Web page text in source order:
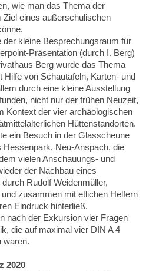
wie man das Thema der
eines außerschulischen
der kleine Besprechungsraum für
Präsentation (durch I. Berg)
Berg wurde das Thema
Hilfe von Schautafeln, Karten- und
durch eine kleine Ausstellung
nicht nur der frühen Neuzeit,
Kontext der vier archäologischen
Hüttenstandorten.
ein Besuch in der Glasscheune
Neu-Anspach, die
vielen Anschauungs- und
der Nachbau eines
Rudolf Weidenmüller,
zusammen mit etlichen Helfern
Eindruck hinterließ.
nach der Exkursion vier Fragen
die auf maximal vier DIN A 4
waren.
2020